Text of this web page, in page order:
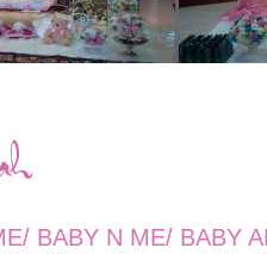
BABY N ME/ BABY